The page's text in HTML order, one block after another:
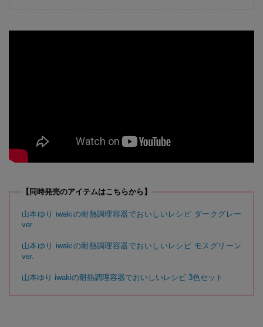
【同時発売のアイテムはこちらから】
山本ゆり iwakiの耐熱調理容器でおいしいレシピ ダークグレー
ver.
山本ゆり iwakiの耐熱調理容器でおいしいレシピ モスグリーン
ver.
山本ゆり iwakiの耐熱調理容器でおいしいレシピ 3色セット